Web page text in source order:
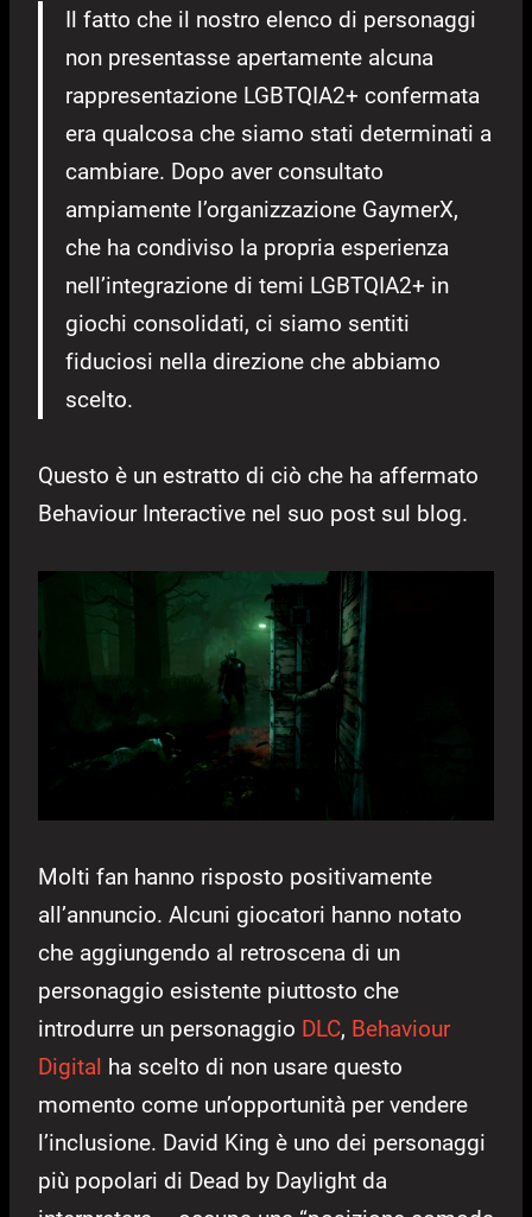
Il fatto che il nostro elenco di personaggi
non presentasse apertamente alcuna
rappresentazione LGBTQIA2+ confermata
era qualcosa che siamo stati determinati a
cambiare. Dopo aver consultato
ampiamente l’organizzazione GaymerX,
che ha condiviso la propria esperienza
nell’integrazione di temi LGBTQIA2+ in
giochi consolidati, ci siamo sentiti
fiduciosi nella direzione che abbiamo
scelto.
Questo è un estratto di ciò che ha affermato
Behaviour Interactive nel suo post sul blog.
Molti fan hanno risposto positivamente
all’annuncio. Alcuni giocatori hanno notato
che aggiungendo al retroscena di un
personaggio esistente piuttosto che
introdurre un personaggio DLC, Behaviour
Digital ha scelto di non usare questo
momento come un’opportunità per vendere
l’inclusione. David King è uno dei personaggi
più popolari di Dead by Daylight da